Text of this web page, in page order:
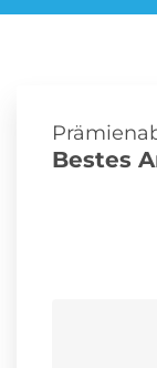
Sprachlern
Bestes